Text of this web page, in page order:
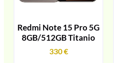
Redmi Note 15 Pro 5G
8GB/512GB Titanio
330€